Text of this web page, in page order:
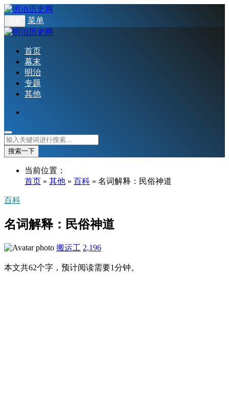
菜单
首页
幕末
明治
专题
其他
搜索一下
当前位置：
首页 » 其他 » 百科 » 名词解释：民俗神道
百科
名词解释：民俗神道
搬运工 2,196
本文共62个字，预计阅读需要1分钟。